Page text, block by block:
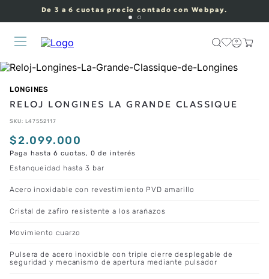
De 3 a 6 cuotas precio contado con Webpay.
LONGINES
RELOJ LONGINES LA GRANDE CLASSIQUE
SKU: L47552117
$2.099.000
Paga hasta 6 cuotas, 0 de interés
Estanqueidad hasta 3 bar
Acero inoxidable con revestimiento PVD amarillo
Cristal de zafiro resistente a los arañazos
Movimiento cuarzo
Pulsera de acero inoxidble con triple cierre desplegable de
seguridad y mecanismo de apertura mediante pulsador